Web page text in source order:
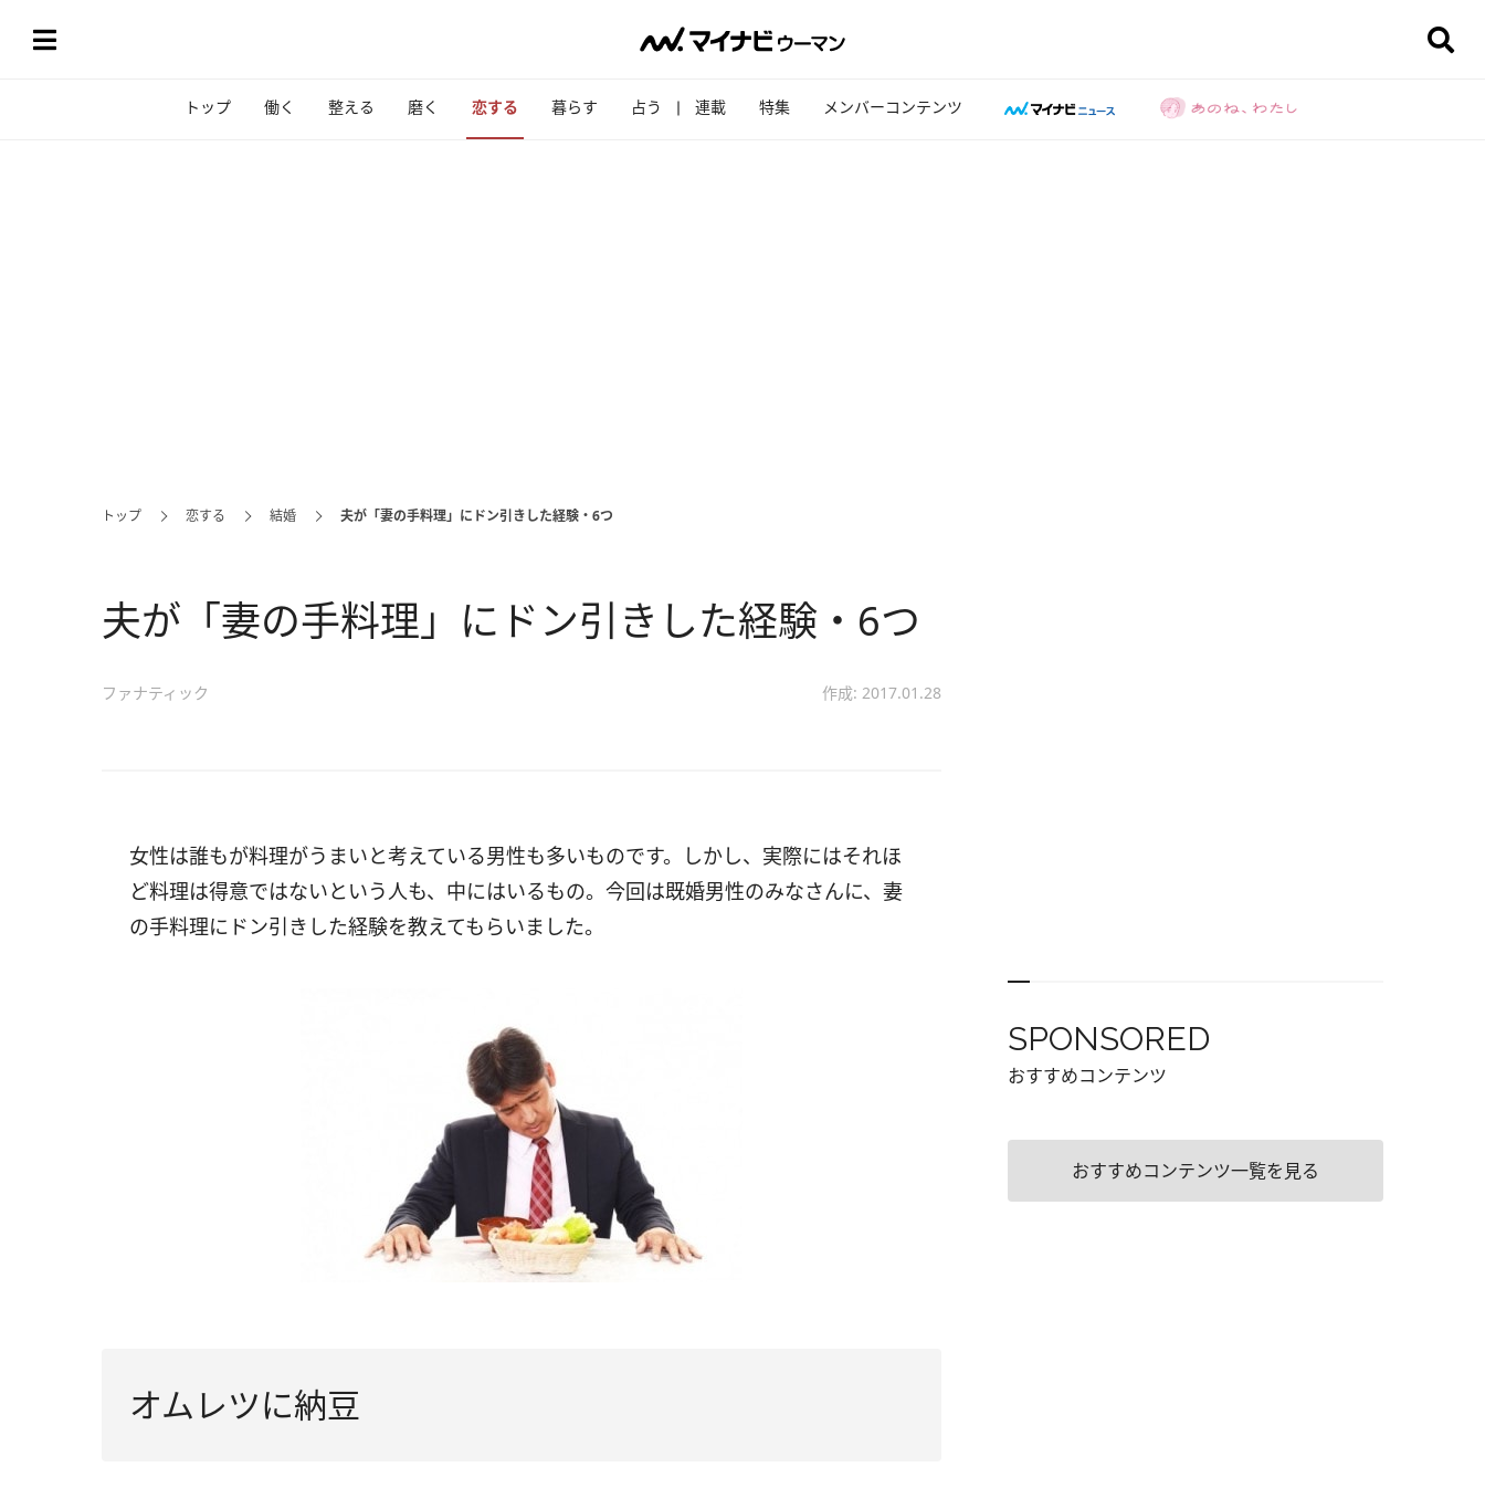
トップ 働く 整える 磨く 恋する 暮らす 占う 連載 特集 メンバーコンテンツ
トップ 恋する 結婚 夫が「妻の手料理」にドン引きした経験・6つ
夫が「妻の手料理」にドン引きした経験・6つ
ファナティック 作成: 2017.01.28
女性は誰もが料理がうまいと考えている男性も多いものです。しかし、実際にはそれほ
ど料理は得意ではないという人も、中にはいるもの。今回は既婚男性のみなさんに、妻
の手料理にドン引きした経験を教えてもらいました。
オムレツに納豆
SPONSORED
おすすめコンテンツ
おすすめコンテンツ一覧を見る